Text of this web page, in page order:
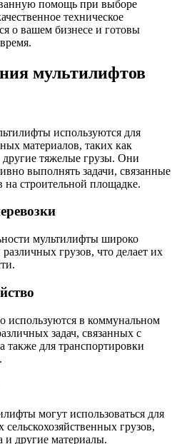
помощь при выборе
техническое
о вашем бизнесе и готовы
мультилифтов
используются для
материалов, таких как
тяжелые грузы. Они
выполнять задачи, связанные
строительной площадке.
мультилифты широко
грузов, что делает их
используются в коммунальном
задач, связанных с
также для транспортировки
могут использоваться для
грузов,
и другие материалы.